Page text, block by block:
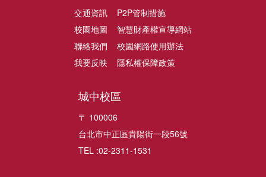
交通資訊
校園地圖
聯絡我們
我要反映
P2P管制措施
智慧財產權宣導網站
校園網路使用辦法
隱私權保障政策
城中校區
〒 100006
台北市中正區貴陽街一段56號
TEL :02-2311-1531